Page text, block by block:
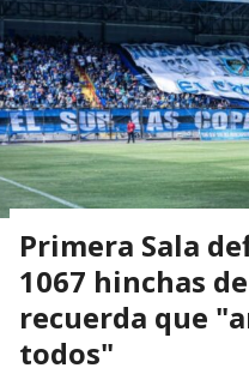
Primera Sala
1067 hinchas
recuerda que
todos"